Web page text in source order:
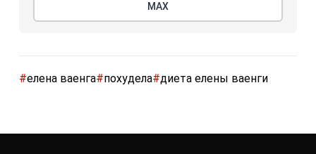
МАХ
#елена ваенга#похудела#диета елены ваенги